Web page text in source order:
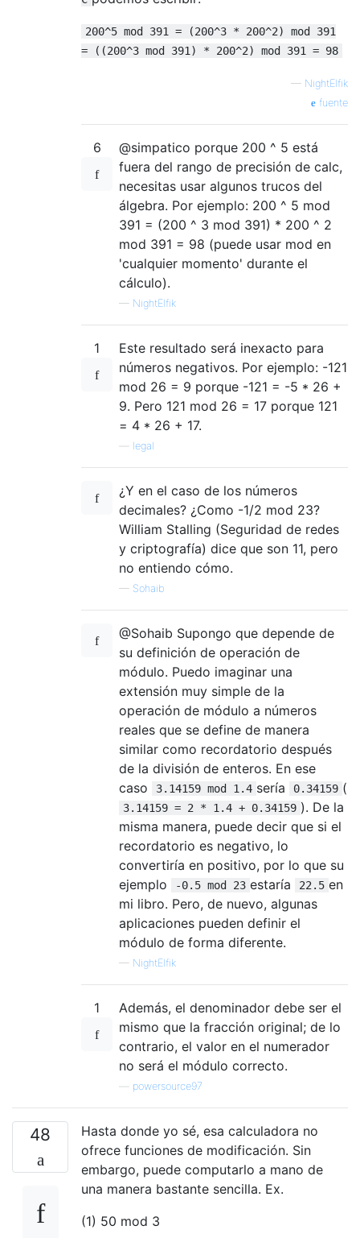
200^5 mod 391 = (200^3 * 200^2) mod 391
= ((200^3 mod 391) * 200^2) mod 391 = 98
— NightElfik
fuente
6
@simpatico porque 200 ^ 5 está
fuera del rango de precisión de calc,
necesitas usar algunos trucos del
álgebra. Por ejemplo: 200 ^ 5 mod
391 = (200 ^ 3 mod 391) * 200 ^ 2
mod 391 = 98 (puede usar mod en
'cualquier momento' durante el
cálculo).
— NightElfik
1
Este resultado será inexacto para
números negativos. Por ejemplo: -121
mod 26 = 9 porque -121 = -5 * 26 +
9. Pero 121 mod 26 = 17 porque 121
= 4 * 26 + 17.
legal
¿Y en el caso de los números
decimales? ¿Como -1/2 mod 23?
William Stalling (Seguridad de redes
y criptografía) dice que son 11, pero
no entiendo cómo.
— Sohaib
@Sohaib Supongo que depende de
su definición de operación de
módulo. Puedo imaginar una
extensión muy simple de la
operación de módulo a números
reales que se define de manera
similar como recordatorio después
de la división de enteros. En ese
caso
3.14159 mod 1.4 sería 0.34159 (
3.14159 = 2 * 1.4 + 0.34159 ). De la
misma manera, puede decir que si el
recordatorio es negativo, lo
convertiría en positivo, por lo que su
ejemplo
-0.5 mod 23 estaría 22.5 en
mi libro. Pero, de nuevo, algunas
aplicaciones pueden definir el
módulo de forma diferente.
— NightElfik
1
Además, el denominador debe ser el
mismo que la fracción original; de lo
contrario, el valor en el numerador
no será el módulo correcto.
powersource97
48
Hasta donde yo sé, esa calculadora no
ofrece funciones de modificación. Sin
embargo, puede computarlo a mano de
una manera bastante sencilla. Ex.
(1) 50 mod 3